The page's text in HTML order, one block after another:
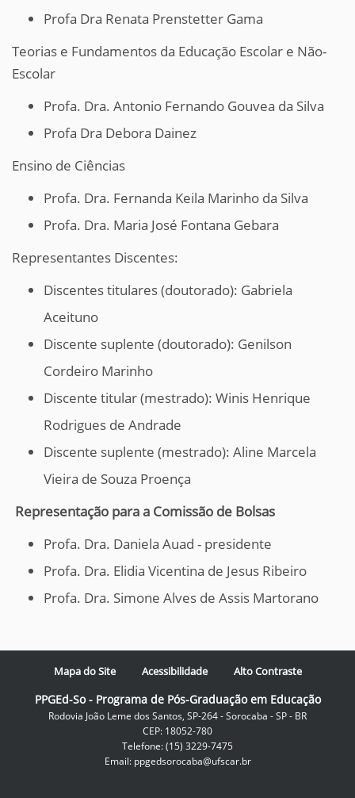
Profa Dra Renata Prenstetter Gama
Teorias e Fundamentos da Educação Escolar e Não-
Escolar
Profa. Dra. Antonio Fernando Gouvea da Silva
Profa Dra Debora Dainez
Ensino de Ciências
Profa. Dra. Fernanda Keila Marinho da Silva
Profa. Dra. Maria José Fontana Gebara
Representantes Discentes:
Discentes titulares (doutorado): Gabriela
Aceituno
Discente suplente (doutorado): Genilson
Cordeiro Marinho
Discente titular (mestrado): Winis Henrique
Rodrigues de Andrade
Discente suplente (mestrado): Aline Marcela
Vieira de Souza Proença
Representação para a Comissão de Bolsas
Profa. Dra. Daniela Auad - presidente
Profa. Dra. Elidia Vicentina de Jesus Ribeiro
Profa. Dra. Simone Alves de Assis Martorano
Mapa do Site Acessibilidade Alto Contraste
PPGEd-So - Programa de Pós-Graduação em Educação
Rodovia João Leme dos Santos, SP-264 - Sorocaba - SP - BR
CEP: 18052-780
Telefone: (15) 3229-7475
Email: ppgedsorocaba@ufscar.br